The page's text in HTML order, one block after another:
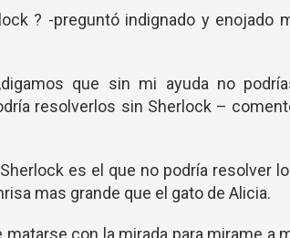
? -preguntó indignado y enojado
que sin mi ayuda no
resolverlos sin Sherlock –
es el que no podría resolver
mas grande que el gato de Alicia.
con la mirada para mirame a